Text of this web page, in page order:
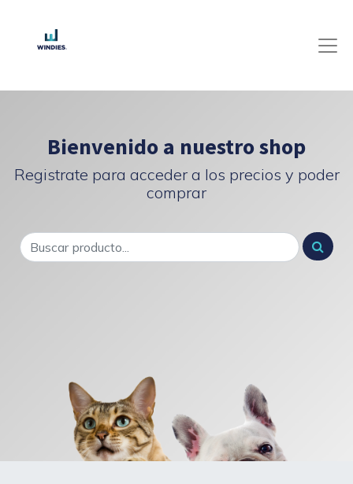
Bienvenido a nuestro shop
Registrate para acceder a los precios y poder
comprar